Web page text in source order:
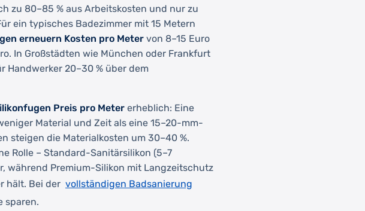
zu 80–85 % aus Arbeitskosten und nur zu
ein typisches Badezimmer mit 15 Metern
erneuern Kosten pro Meter von 8–15 Euro
In Großstädten wie München oder Frankfurt
Handwerker 20–30 % über dem
Preis pro Meter erheblich: Eine
Material und Zeit als eine 15–20-mm-
steigen die Materialkosten um 30–40 %.
Rolle – Standard-Sanitärsilikon (5–7
während Premium-Silikon mit Langzeitschutz
hält. Bei der vollständigen Badsanierung
sparen.